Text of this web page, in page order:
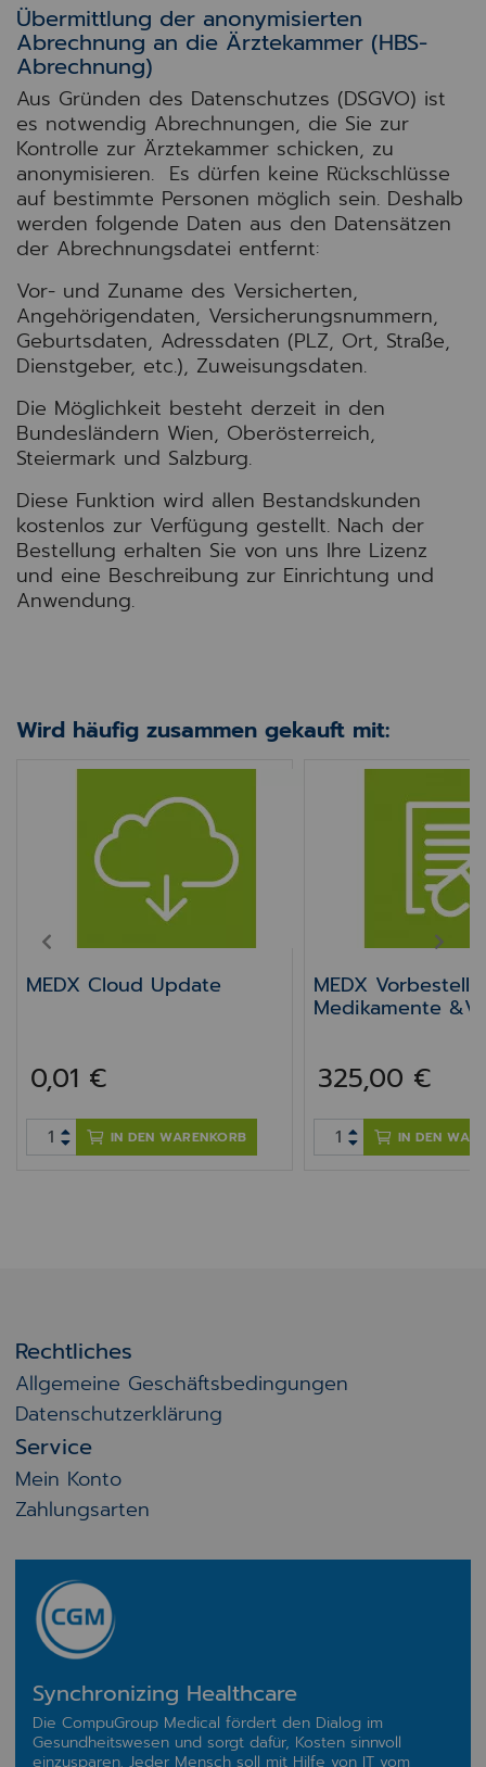
Übermittlung der anonymisierten
Abrechnung an die Ärztekammer (HBS-
Abrechnung)
Aus Gründen des Datenschutzes (DSGVO) ist
es notwendig Abrechnungen, die Sie zur
Kontrolle zur Ärztekammer schicken, zu
anonymisieren. Es dürfen keine Rückschlüsse
auf bestimmte Personen möglich sein. Deshalb
werden folgende Daten aus den Datensätzen
der Abrechnungsdatei entfernt:
Vor- und Zuname des Versicherten,
Angehörigendaten, Versicherungsnummern,
Geburtsdaten, Adressdaten (PLZ, Ort, Straße,
Dienstgeber, etc.), Zuweisungsdaten.
Die Möglichkeit besteht derzeit in den
Bundesländern Wien, Oberösterreich,
Steiermark und Salzburg.
Diese Funktion wird allen Bestandskunden
kostenlos zur Verfügung gestellt. Nach der
Bestellung erhalten Sie von uns Ihre Lizenz
und eine Beschreibung zur Einrichtung und
Anwendung.
Wird häufig zusammen gekauft mit:
MEDX Cloud Update
0,01 €
IN DEN WARENKORB
MEDX
Medikamente
325,00 €
IN DEN
NEXT
Rechtliches
Allgemeine Geschäftsbedingungen
Datenschutzerklärung
Service
Mein Konto
Zahlungsarten
Synchronizing Healthcare
Die CompuGroup Medical fördert den Dialog im
Gesundheitswesen und sorgt dafür, Kosten sinnvoll
einzusparen. Jeder Mensch soll mit Hilfe von IT vom